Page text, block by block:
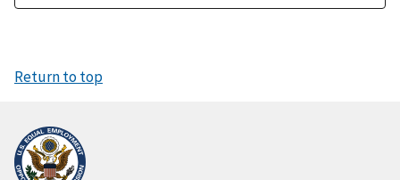
Return to top